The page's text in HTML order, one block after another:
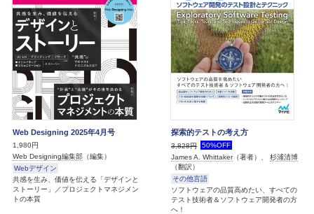
Web Designing 2025年4月号
1,980円
Web Designing編集部 （編集）
Webデザイン
共感を生み、価値を伝える「デザインと
ストーリー」／プロジェクトマネジメン
トの本質
探索的テストの考え方
3,828円
50%OFF
James A. Whittaker（著者）、 杉浦清博
（翻訳）
その他言語
ソフトウェアの品質高めたい、すべての
テスト技術者＆ソフトウェア開発者の方
へ！